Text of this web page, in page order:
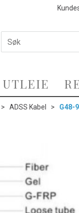
UTLEIE
> ADSS Kabel > G48-